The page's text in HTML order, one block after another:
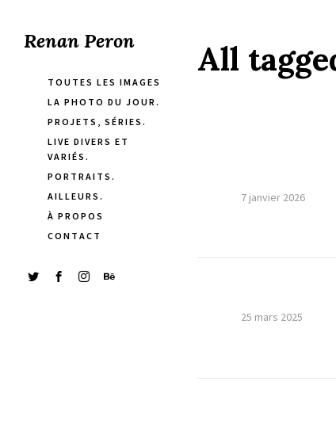
Renan Peron
TOUTES LES IMAGES
LA PHOTO DU JOUR.
PROJETS, SÉRIES.
LIVE DIVERS ET
VARIÉS.
PORTRAITS.
AILLEURS.
À PROPOS
CONTACT
All
7 janvier 2026
25 mars 2025